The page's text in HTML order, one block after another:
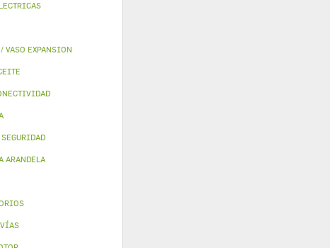
VASO EXPANSION
SEGURIDAD
ARANDELA
VÍAS